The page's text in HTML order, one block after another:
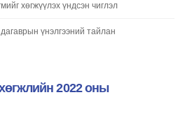
хөгжүүлэх үндсэн чиглэл
үнэлгээний тайлан
2022 оны